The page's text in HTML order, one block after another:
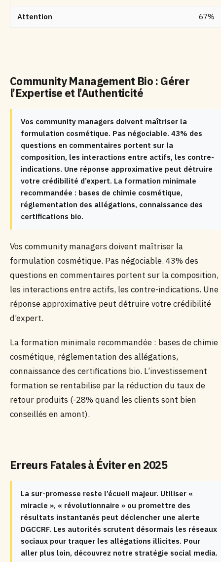
Attention 67%
Community Management Bio : Gérer
l’Expertise et l’Authenticité
Vos community managers doivent maîtriser la
formulation cosmétique. Pas négociable. 43% des
questions en commentaires portent sur la
composition, les interactions entre actifs, les contre-
indications. Une réponse approximative peut détruire
votre crédibilité d’expert. La formation minimale
recommandée : bases de chimie cosmétique,
réglementation des allégations, connaissance des
certifications bio.
Vos community managers doivent maîtriser la
formulation cosmétique. Pas négociable. 43% des
questions en commentaires portent sur la composition,
les interactions entre actifs, les contre-indications. Une
réponse approximative peut détruire votre crédibilité
d’expert.
La formation minimale recommandée : bases de chimie
cosmétique, réglementation des allégations,
connaissance des certifications bio. L’investissement
formation se rentabilise par la réduction du taux de
retour produits (-28% quand les clients sont bien
conseillés en amont).
Erreurs Fatales à Éviter en 2025
La sur-promesse reste l’écueil majeur. Utiliser «
miracle », « révolutionnaire » ou promettre des
résultats instantanés peut déclencher une alerte
DGCCRF. Les autorités scrutent désormais les réseaux
sociaux pour traquer les allégations illicites. Pour
aller plus loin, découvrez notre stratégie social media.